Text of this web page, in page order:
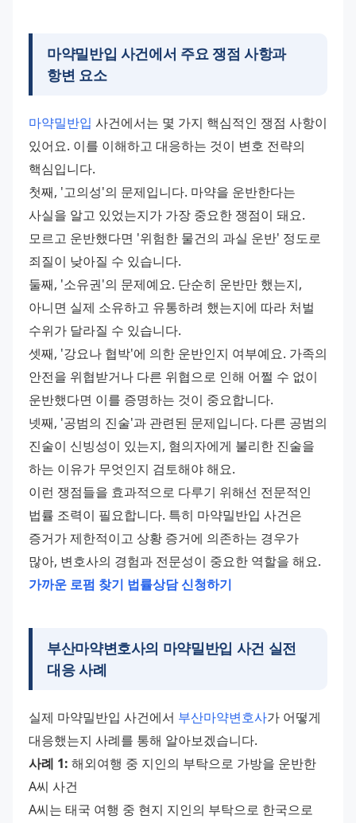
마약밀반입 사건에서 주요 쟁점 사항과
항변 요소
마약밀반입 사건에서는 몇 가지 핵심적인 쟁점 사항이
있어요. 이를 이해하고 대응하는 것이 변호 전략의
핵심입니다.
첫째, '고의성'의 문제입니다. 마약을 운반한다는
사실을 알고 있었는지가 가장 중요한 쟁점이 돼요.
모르고 운반했다면 '위험한 물건의 과실 운반' 정도로
죄질이 낮아질 수 있습니다.
둘째, '소유권'의 문제예요. 단순히 운반만 했는지,
아니면 실제 소유하고 유통하려 했는지에 따라 처벌
수위가 달라질 수 있습니다.
셋째, '강요나 협박'에 의한 운반인지 여부예요. 가족의
안전을 위협받거나 다른 위협으로 인해 어쩔 수 없이
운반했다면 이를 증명하는 것이 중요합니다.
넷째, '공범의 진술'과 관련된 문제입니다. 다른 공범의
진술이 신빙성이 있는지, 혐의자에게 불리한 진술을
하는 이유가 무엇인지 검토해야 해요.
이런 쟁점들을 효과적으로 다루기 위해선 전문적인
법률 조력이 필요합니다. 특히 마약밀반입 사건은
증거가 제한적이고 상황 증거에 의존하는 경우가
많아, 변호사의 경험과 전문성이 중요한 역할을 해요.
가까운 로펌 찾기 법률상담 신청하기
부산마약변호사의 마약밀반입 사건 실전
대응 사례
실제 마약밀반입 사건에서 부산마약변호사가 어떻게
대응했는지 사례를 통해 알아보겠습니다.
사례 1: 해외여행 중 지인의 부탁으로 가방을 운반한
A씨 사건
A씨는 태국 여행 중 현지 지인의 부탁으로 한국으로